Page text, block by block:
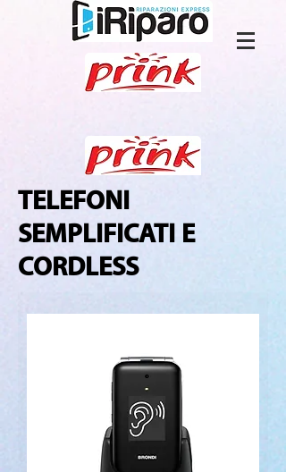
TELEFONI
SEMPLIFICATI E
CORDLESS